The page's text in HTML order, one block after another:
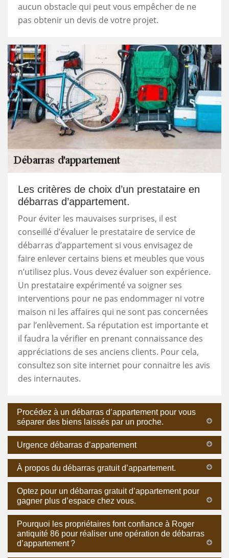
aucun obstacle qui peut vous empêcher de ne
pas obtenir un devis de votre projet.
Les critères de choix d’un prestataire en
débarras d’appartement.
Pour éviter les mauvaises surprises, il est
conseillé d’évaluer le prestataire de service de
débarras d’appartement si vous envisagez de
faire enlever certains biens et meubles que vous
n’utilisez plus. Vous devez évaluer son expérience.
Un prestataire expérimenté va soigner ses
interventions pour ne pas endommager ni votre
maison ni les affaires qui ne sont pas concernées
par l’enlèvement. Sa réputation est importante et
il faudra la vérifier en prenant connaissance des
appréciations de ses anciens clients. Pour cela,
consultez son site internet pour connaitre les avis
des internautes.
Procédez à un débarras d’appartement pour vous
séparer des biens laissés par un proche.
Urgence débarras d’appartement
À propos du débarras gratuit d’appartement.
Optez pour un débarras gratuit d’appartement pour
gagner plus d’espace chez vous.
Pourquoi les propriétaires font confiance à Roger
antiquité 86 pour réaliser une opération de débarras
d’appartement ?